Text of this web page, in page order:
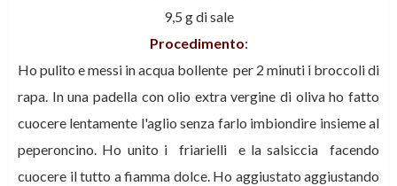
9,5 g di sale
Procedimento:
Ho pulito e messi in acqua bollente per 2 minuti i broccoli di
rapa. In una padella con olio extra vergine di oliva ho fatto
cuocere lentamente l'aglio senza farlo imbiondire insieme al
peperoncino. Ho unito i friarielli e la salsiccia facendo
cuocere il tutto a fiamma dolce. Ho aggiustato aggiustando